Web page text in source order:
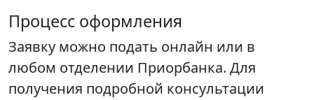
Процесс оформления
Заявку можно подать онлайн или в
любом отделении Приорбанка. Для
получения подробной консультации